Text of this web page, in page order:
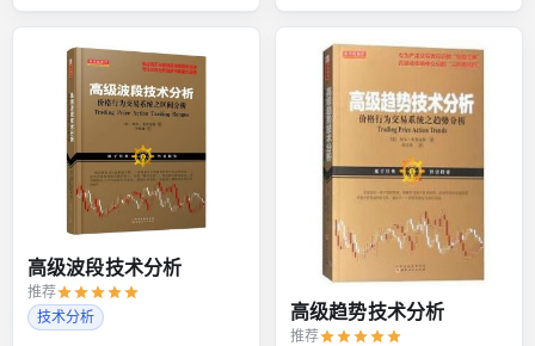
高级波段技术分析
推荐
技术分析
高级趋势技术分析
推荐